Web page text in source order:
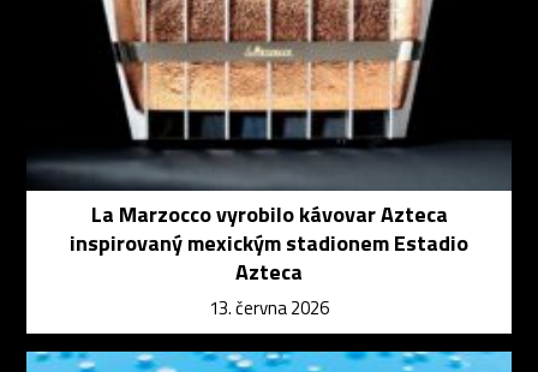
La Marzocco vyrobilo kávovar Azteca
inspirovaný mexickým stadionem Estadio
Azteca
13. června 2026